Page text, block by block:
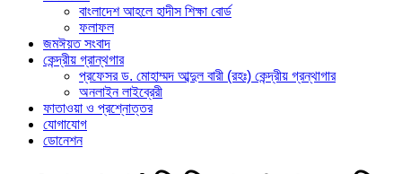
বাংলাদেশ আহলে হাদীস শিক্ষা বোর্ড
ফলাফল
জমঈয়ত সংবাদ
কেন্দ্রীয় গ্রান্থগার
প্রফেসর ড. মোহাম্মদ আব্দুল বারী (রহঃ) কেন্দ্রীয় গ্রন্থাগার
অনলাইন লাইব্রেরী
ফাতাওয়া ও প্রশ্নোত্তর
যোগাযোগ
ডোনেশন